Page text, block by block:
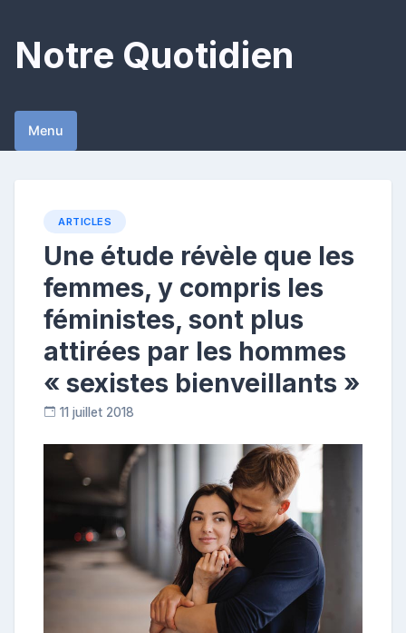
content
Notre Quotidien
Menu
ARTICLES
Une étude révèle que les
femmes, y compris les
féministes, sont plus
attirées par les hommes
« sexistes bienveillants »
11 juillet 2018
u
t
r
i